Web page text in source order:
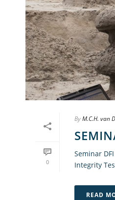
0
ByM.C.H. van
Seminar
Integrity
READ